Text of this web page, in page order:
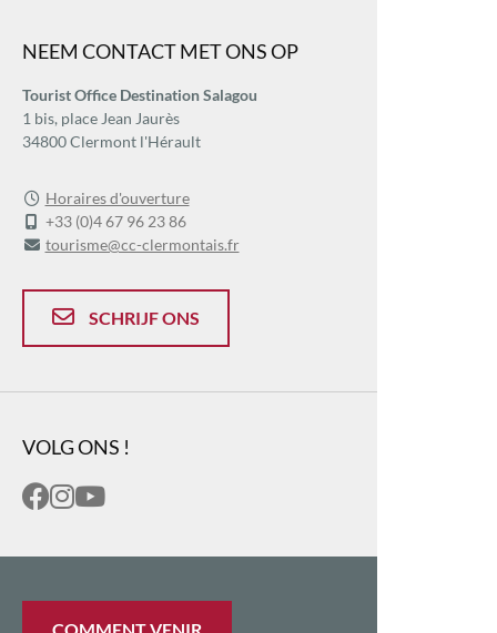
NEEM CONTACT MET ONS OP
Tourist Office Destination Salagou
1 bis, place Jean Jaurès
34800 Clermont l'Hérault
Horaires d'ouverture
+33 (0)4 67 96 23 86
tourisme@cc-clermontais.fr
SCHRIJF ONS
VOLG ONS !